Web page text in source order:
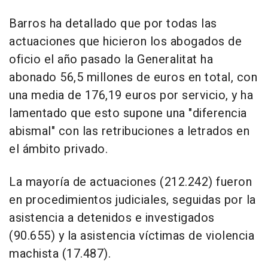
Barros ha detallado que por todas las
actuaciones que hicieron los abogados de
oficio el año pasado la Generalitat ha
abonado 56,5 millones de euros en total, con
una media de 176,19 euros por servicio, y ha
lamentado que esto supone una "diferencia
abismal" con las retribuciones a letrados en
el ámbito privado.
La mayoría de actuaciones (212.242) fueron
en procedimientos judiciales, seguidas por la
asistencia a detenidos e investigados
(90.655) y la asistencia víctimas de violencia
machista (17.487).